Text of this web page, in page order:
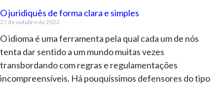
O juridiquês de forma clara e simples
27 de outubro de 2022
O idioma é uma ferramenta pela qual cada um de nós
tenta dar sentido a um mundo muitas vezes
transbordando com regras e regulamentações
incompreensíveis. Há pouquíssimos defensores do tipo